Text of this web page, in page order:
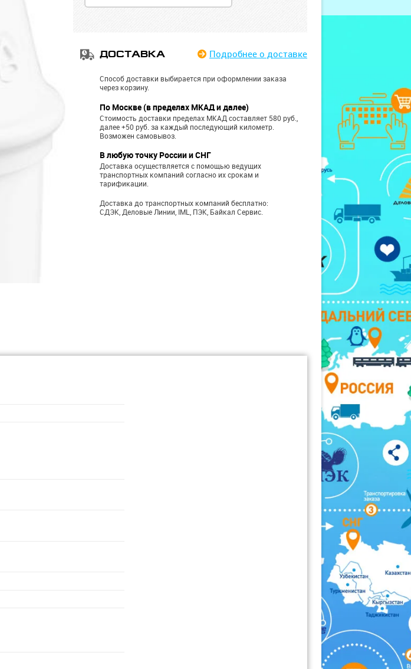
ДОСТАВКА Подробнее о доставке
Способ доставки выбирается при оформлении заказа
через корзину.
По Москве (в пределах МКАД и далее)
Стоимость доставки пределах МКАД составляет 580 руб.,
далее +50 руб. за каждый последующий километр.
Возможен самовывоз.
В любую точку России и СНГ
Доставка осуществляется с помощью ведущих
транспортных компаний согласно их срокам и
тарификации.
Доставка до транспортных компаний бесплатно:
СДЭК, Деловые Линии, IML, ПЭК, Байкал Сервис.